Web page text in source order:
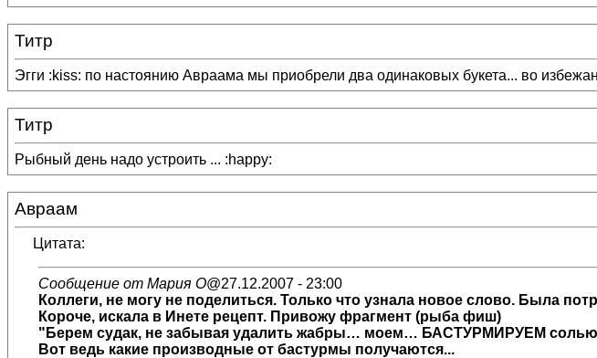
Титр
Эгги :kiss: по настоянию Авраама мы приобрели два одинаковых букета... во
Титр
Рыбный день надо устроить ... :happy:
Авраам
Цитата:
Сообщение от Мария О@27.12.2007 - 23:00
Коллеги, не могу не поделиться. Только что узнала новое слово. Была
Короче, искала в Инете рецепт. Привожу фрагмент (рыба фиш)
"Берем судак, не забывая удалить жабры… моем… БАСТУРМИРУЕМ
Вот ведь какие производные от бастурмы получаются...